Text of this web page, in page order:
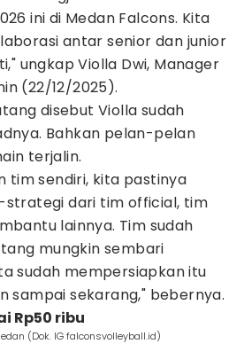
ini di Medan Falcons. Kita
antar senior dan junior
ungkap Violla Dwi, Manager
(22/12/2025).
disebut Violla sudah
Bahkan pelan-pelan
terjalin.
tim sendiri, kita pastinya
strategi dari tim official, tim
lainnya. Tim sudah
mungkin sembari
sudah mempersiapkan itu
sampai sekarang," bebernya.
Rp50 ribu
(Dok. IG falconsvolleyball.id)